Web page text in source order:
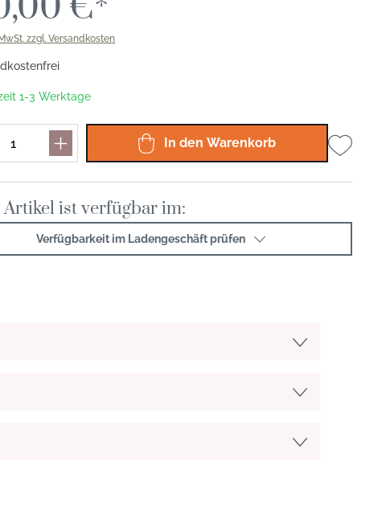
zzgl. Versandkosten
1-3 Werktage
In den Warenkorb
Artikel ist verfügbar im:
Verfügbarkeit im Ladengeschäft prüfen